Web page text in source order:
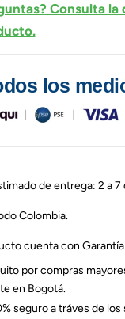
Consulta la
los
de entrega: 2 a 7
Colombia.
cuenta con
por compras
en Bogotá.
seguro a tráves de